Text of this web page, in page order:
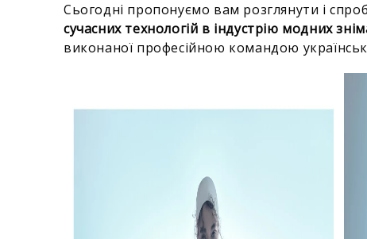
Сьогодні пропонуємо вам розглянути і
сучасних технологій в індустрію модних
виконаної професійною командою